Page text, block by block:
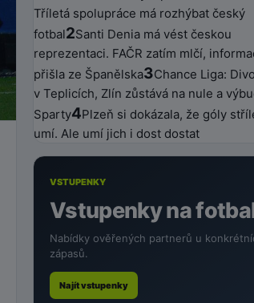
Tříletá spolupráce má rozhýbat český
fotbal2Santi Denia má vést českou
reprezentaci. FAČR zatím mlčí,
přišla ze Španělska3Chance Liga:
v Teplicích, Zlín zůstává na nule a
Sparty4Plzeň si dokázala, že góly
umí. Ale umí jich i dost dostat
VSTUPENKY
Vstupenky na
Nabídky ověřených partnerů u
zápasů.
Najít vstupenky